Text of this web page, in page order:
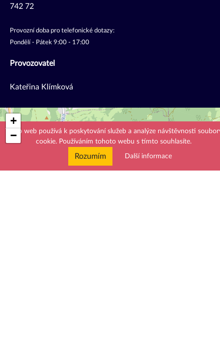
742 72
Provozní doba pro telefonické dotazy:
Pondělí - Pátek 9:00 - 17:00
Provozovatel
Kateřina Klímková
Kacca.cz
Životice u Nového Jičína 84, 742 72.
Zobrazit mapu
×
+
−
Tento web používá k poskytování služeb a analýze návštěvnosti
cookie. Používáním tohoto webu s tímto souhlasíte.
Rozumím Další informace